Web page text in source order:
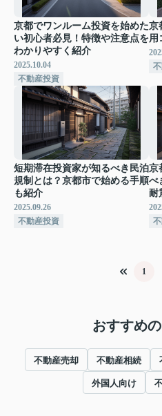
京都でワンルーム投資を始めた
い初心者必見！特徴や注意点を
わかりやすく紹介
2025.10.04
不動産投資
京
用
短期滞在投資家が知るべき民泊
規制とは？京都市で始める手順
も紹介
2025.09.26
不動産投資
京
べ
耐
1
おすすめ
不動産売却 不動産相続
外国人向け